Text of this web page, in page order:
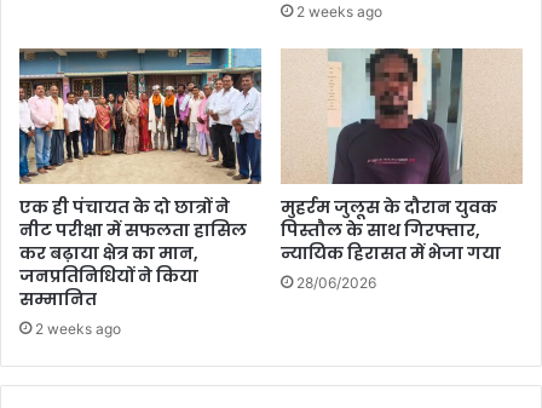
2 weeks ago
एक ही पंचायत के दो छात्रों ने
नीट परीक्षा में सफलता हासिल
कर बढ़ाया क्षेत्र का मान,
जनप्रतिनिधियों ने किया
सम्मानित
2 weeks ago
मुहर्रम जुलूस के दौरान युवक
पिस्तौल के साथ गिरफ्तार,
न्यायिक हिरासत में भेजा गया
28/06/2026